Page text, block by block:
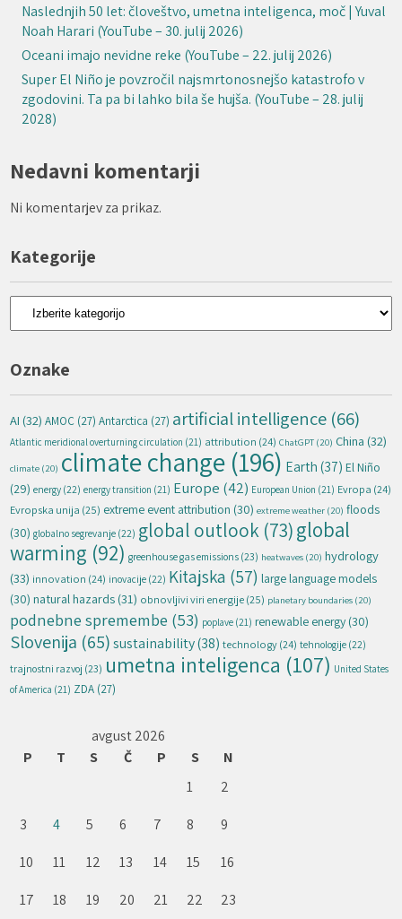
Naslednjih 50 let: človeštvo, umetna inteligenca, moč | Yuval
Noah Harari (YouTube – 30. julij 2026)
Oceani imajo nevidne reke (YouTube – 22. julij 2026)
Super El Niño je povzročil najsmrtonosnejšo katastrofo v
zgodovini. Ta pa bi lahko bila še hujša. (YouTube – 28. julij
2028)
Nedavni komentarji
Ni komentarjev za prikaz.
Kategorije
Kategorije
Oznake
AI (32) AMOC (27) Antarctica (27) artificial intelligence (66)
Atlantic meridional overturning circulation (21) attribution (24) ChatGPT (20) China (32)
climate (20) climate change (196) Earth (37) El Niño
(29) energy (22) energy transition (21) Europe (42) European Union (21) Evropa (24)
Evropska unija (25) extreme event attribution (30) extreme weather (20) floods
(30) globalno segrevanje (22) global outlook (73)global
warming (92) greenhouse gas emissions (23) heatwaves (20) hydrology
(33) innovation (24) inovacije (22) Kitajska (57) large language models
(30) natural hazards (31) obnovljivi viri energije(25) planetary boundaries (20)
podnebne spremembe (53) poplave (21) renewable energy (30)
Slovenija (65) sustainability(38) technology(24) tehnologije (22)
trajnostni razvoj (23) umetna inteligenca (107) United States
of America (21) ZDA (27)
avgust 2026
P
T S Č P S
N
1
2
3
4 5 6 7 8
9
10
11 12 13 14 15
16
17
18 19 20 21 22 23